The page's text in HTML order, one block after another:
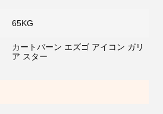
65KG
カートバーン エズゴ アイコン ガリ
ア スター